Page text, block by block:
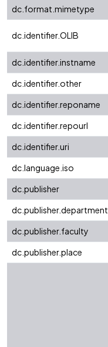
dc.format.mimetype
dc.identifier.OLIB
dc.identifier.instname
dc.identifier.other
dc.identifier.reponame
dc.identifier.repourl
dc.identifier.uri
dc.language.iso
dc.publisher
dc.publisher.department
dc.publisher.faculty
dc.publisher.place